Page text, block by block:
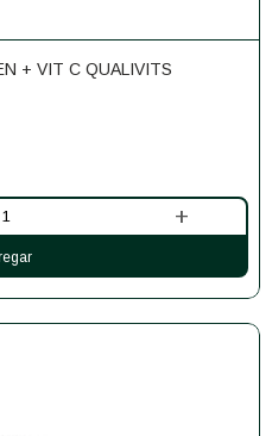
+ VIT C QUALIVITS
+